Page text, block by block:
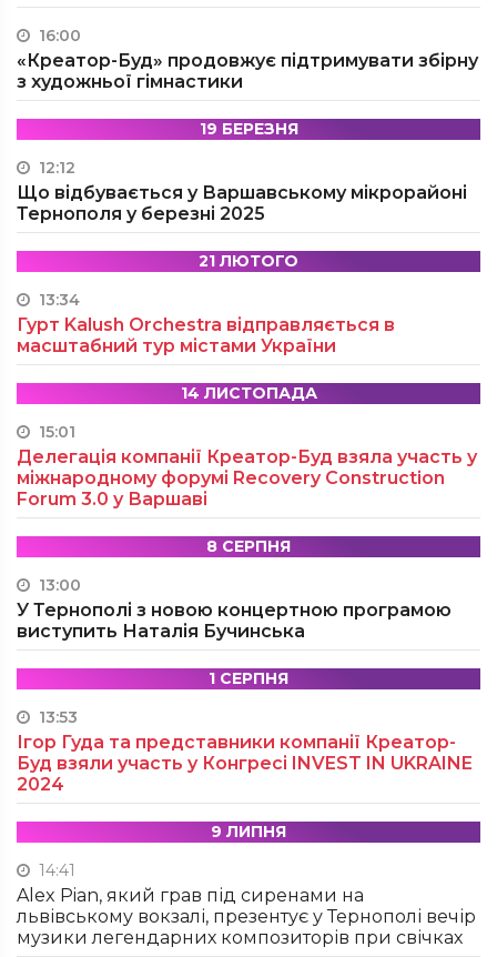
16:00
«Креатор-Буд» продовжує підтримувати збірну
з художньої гімнастики
19 БЕРЕЗНЯ
12:12
Що відбувається у Варшавському мікрорайоні
Тернополя у березні 2025
21 ЛЮТОГО
13:34
Гурт Kalush Orchestra відправляється в
масштабний тур містами України
14 ЛИСТОПАДА
15:01
Делегація компанії Креатор-Буд взяла участь у
міжнародному форумі Recovery Construction
Forum 3.0 у Варшаві
8 СЕРПНЯ
13:00
У Тернополі з новою концертною програмою
виступить Наталія Бучинська
1 СЕРПНЯ
13:53
Ігор Гуда та представники компанії Креатор-
Буд взяли участь у Конгресі INVEST IN UKRAINE
2024
9 ЛИПНЯ
14:41
Alex Pian, який грав під сиренами на
львівському вокзалі, презентує у Тернополі вечір
музики легендарних композиторів при свічках